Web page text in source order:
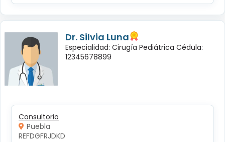
Dr. Silvia Luna
Especialidad: Cirugía Pediátrica Cédula:
12345678899
Consultorio
Puebla
REFDGFRJDKD